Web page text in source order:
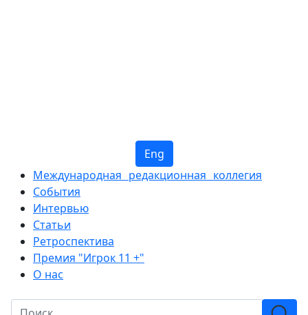
Eng
Международная редакционная коллегия
События
Интервью
Статьи
Ретроспектива
Премия "Игрок 11 +"
О нас